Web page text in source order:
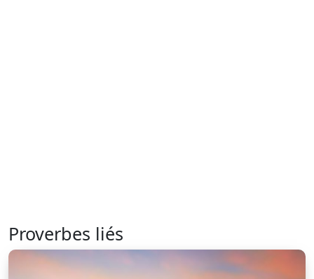
Proverbes liés